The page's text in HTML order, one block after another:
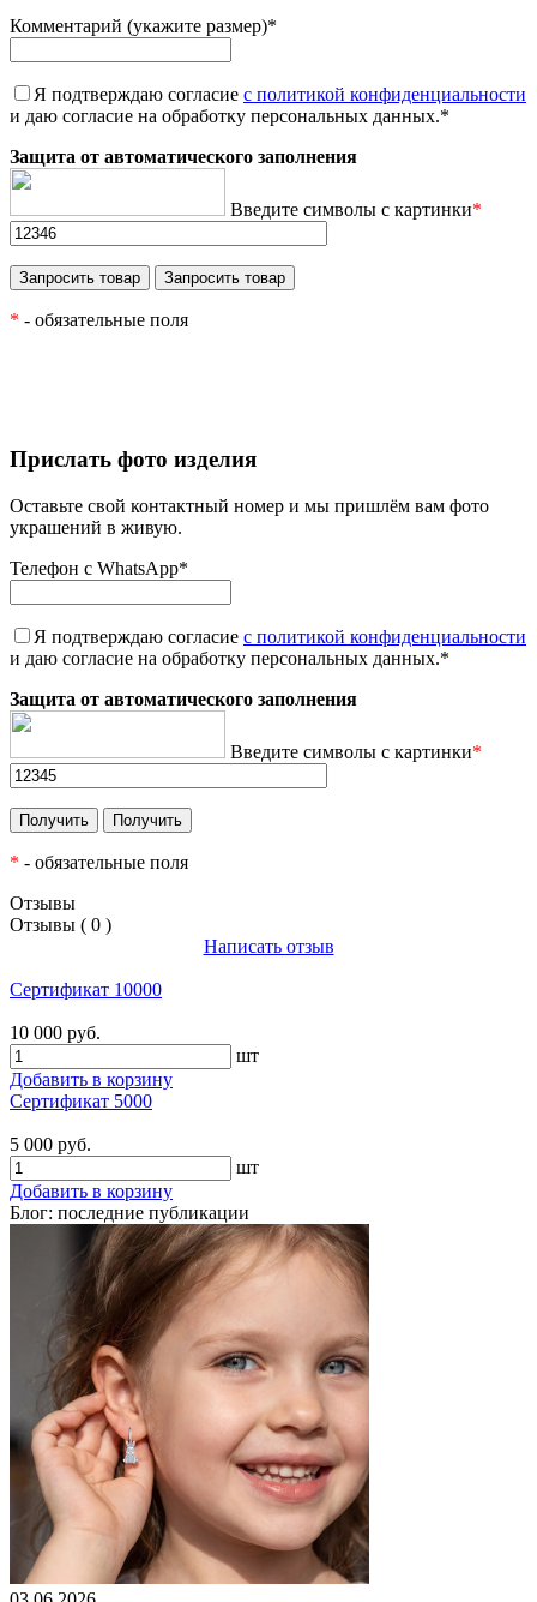
Комментарий (укажите размер)*
Я подтверждаю согласие с политикой конфиденциальности
и даю согласие на обработку персональных данных.*
Защита от автоматического заполнения
Введите символы с картинки*
* - обязательные поля
Прислать фото изделия
Оставьте свой контактный номер и мы пришлём вам фото
украшений в живую.
Телефон с WhatsApp*
Я подтверждаю согласие с политикой конфиденциальности
и даю согласие на обработку персональных данных.*
Защита от автоматического заполнения
Введите символы с картинки*
* - обязательные поля
Отзывы
Отзывы ( 0 )
Написать отзыв
Сертификат 10000
10 000 руб.
шт
Добавить в корзину
Сертификат 5000
5 000 руб.
шт
Добавить в корзину
Блог: последние публикации